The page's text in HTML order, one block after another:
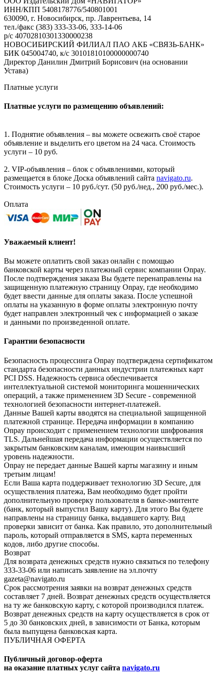
ИНН/КПП 5408178776/540801001
630090, г. Новосибирск, пр. Лаврентьева, 14
тел./факс (383) 333-33-06, 333-14-06
р/с 40702810301330000238
НОВОСИБИРСКИЙ ФИЛИАЛ ПАО АКБ «СВЯЗЬ-БАНК»
БИК 045004740, к/с 30101810100000000740
Директор Данилин Дмитрий Борисович (на основании
Устава)
Платные услуги
Платные услуги по размещению объявлений:
1. Поднятие объявления – вы можете освежить своё старое
объявление и выделить его цветом на 24 часа. Стоимость
услуги – 10 руб.
2. VIP-объявления – блок с объявлениями, который
размещается в блоке Доска объявлений сайта navigato.ru.
Стоимость услуги – 10 руб./сут. (50 руб./нед., 200 руб./мес.).
Оплата
Уважаемый клиент!
Вы можете оплатить свой заказ онлайн с помощью
банковской карты через платежный сервис компании Onpay.
После подтверждения заказа Вы будете перенаправлены на
защищенную платежную страницу Onpay, где необходимо
будет ввести данные для оплаты заказа. После успешной
оплаты на указанную в форме оплаты электронную почту
будет направлен электронный чек с информацией о заказе
и данными по произведенной оплате.
Гарантии безопасности
Безопасность процессинга Onpay подтверждена сертификатом
стандарта безопасности данных индустрии платежных карт
PCI DSS. Надежность сервиса обеспечивается
интеллектуальной системой мониторинга мошеннических
операций, а также применением 3D Secure - современной
технологией безопасности интернет-платежей.
Данные Вашей карты вводятся на специальной защищенной
платежной странице. Передача информации в компанию
Onpay происходит с применением технологии шифрования
TLS. Дальнейшая передача информации осуществляется по
закрытым банковским каналам, имеющим наивысший
уровень надежности.
Onpay не передает данные Вашей карты магазину и иным
третьим лицам!
Если Ваша карта поддерживает технологию 3D Secure, для
осуществления платежа, Вам необходимо будет пройти
дополнительную проверку пользователя в банке-эмитенте
(банк, который выпустил Вашу карту). Для этого Вы будете
направлены на страницу банка, выдавшего карту. Вид
проверки зависит от банка. Как правило, это дополнительный
пароль, который отправляется в SMS, карта переменных
кодов, либо другие способы.
Возврат
Для возврата денежных средств нужно связаться по телефону
333-33-06 или написать заявление на эл.почту
gazeta@navigato.ru
Срок рассмотрения заявки на возврат денежных средств
составляет 7 дней. Возврат денежных средств осуществляется
на ту же банковскую карту, с которой производился платеж.
Возврат денежных средств на карту осуществляется в срок от
5 до 30 банковских дней, в зависимости от Банка, которым
была выпущена банковская карта.
ПУБЛИЧНАЯ ОФЕРТА
Публичный договор-оферта
на оказание платных услуг сайта navigato.ru